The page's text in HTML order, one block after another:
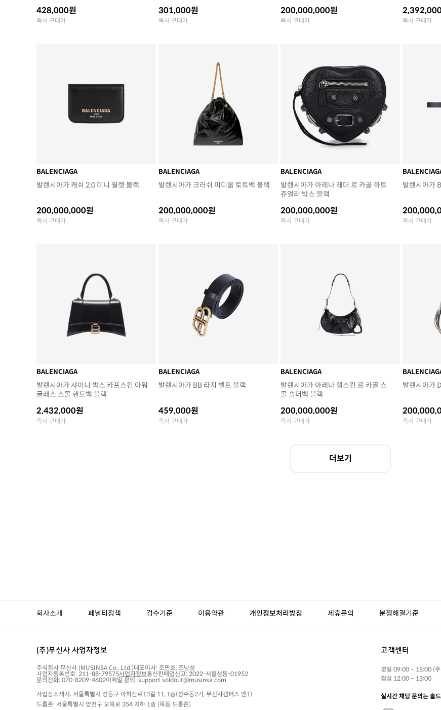
428,000원
즉시 구매가
301,000원
즉시 구매가
200,000,000원
즉시 구매가 즉시 구매가
BALENCIAGA
발렌시아가 캐쉬 2.0 미니 월렛 블랙
200,000,000원
즉시 구매가
BALENCIAGA
발렌시아가 크러쉬 미디움 토트백 블랙
200,000,000원
즉시 구매가
BALENCIAGA
발렌시아가 아레나 레더 르 카골 하트
쥬얼리 박스 블랙
200,000,000원
즉시 구매가
발렌시아가
즉시 구매가
BALENCIAGA
발렌시아가 샤이니 박스 카프스킨 아워
글래스 스몰 핸드백 블랙
2,432,000원
즉시 구매가
BALENCIAGA
발렌시아가 BB 라지 벨트 블랙
459,000원
즉시 구매가
BALENCIAGA
발렌시아가 아레나 램스킨 르 카골 스
몰 숄더백 블랙
200,000,000원
즉시 구매가
발렌시아가
즉시 구매가
더보기
회사소개 페널티정책 검수기준 이용약관 개인정보처리방침 제휴문의 분쟁해결기준
(주)무신사 사업자정보
주식회사 무신사 (MUSINSA Co., Ltd.)대표이사: 조만호, 조남성
사업자등록번호: 211-88-79575사업자정보통신판매업신고: 2022-서울성동-01952
문의전화: 070-8209-4602이메일 문의: support.soldout@musinsa.com
사업장소재지: 서울특별시 성동구 아차산로13길 11, 1층(성수동2가, 무신사캠퍼스 엔1)
드롭존: 서울특별시 양천구 오목로 354 지하 1층 (목동 드롭존)
고객센터
평일 09:00 ~ 18:00 (
점심 12:00 ~ 13:00
실시간 채팅 문의는 솔